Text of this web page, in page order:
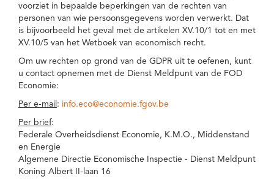
voorziet in bepaalde beperkingen van de rechten van
personen van wie persoonsgegevens worden verwerkt. Dat
is bijvoorbeeld het geval met de artikelen XV.10/1 tot en met
XV.10/5 van het Wetboek van economisch recht.
Om uw rechten op grond van de GDPR uit te oefenen, kunt
u contact opnemen met de Dienst Meldpunt van de FOD
Economie:
Per e-mail : info.eco@economie.fgov.be
Per brief:
Federale Overheidsdienst Economie, K.M.O., Middenstand
en Energie
Algemene Directie Economische Inspectie - Dienst Meldpunt
Koning Albert II-laan 16